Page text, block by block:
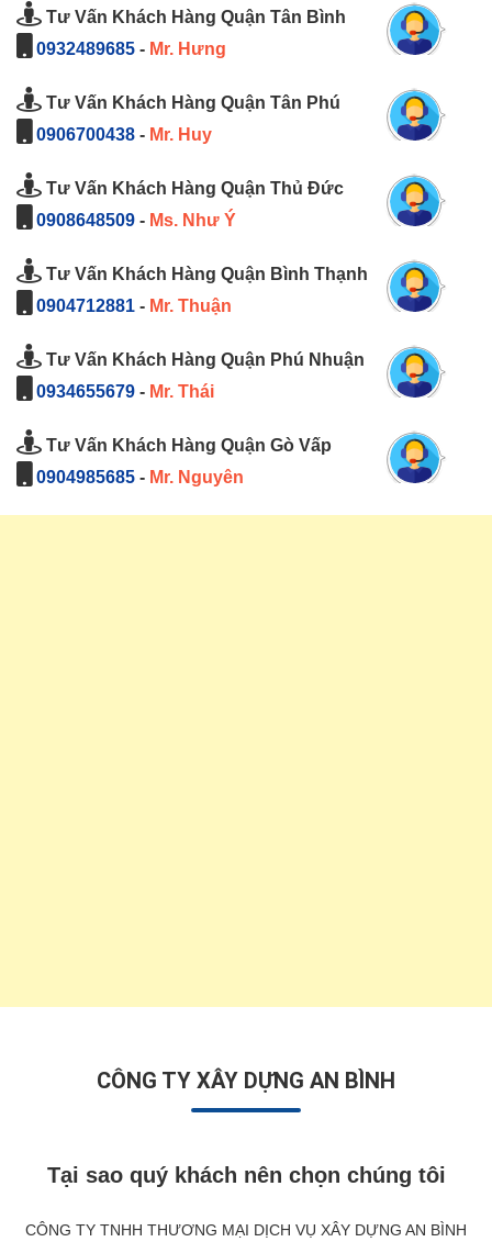
Tư Vấn Khách Hàng Quận Tân Bình
0932489685 - Mr. Hưng
Tư Vấn Khách Hàng Quận Tân Phú
0906700438 - Mr. Huy
Tư Vấn Khách Hàng Quận Thủ Đức
0908648509 - Ms. Như Ý
Tư Vấn Khách Hàng Quận Bình Thạnh
0904712881 - Mr. Thuận
Tư Vấn Khách Hàng Quận Phú Nhuận
0934655679 - Mr. Thái
Tư Vấn Khách Hàng Quận Gò Vấp
0904985685 - Mr. Nguyên
CÔNG TY XÂY DỰNG AN BÌNH
Tại sao quý khách nên chọn chúng tôi
CÔNG TY TNHH THƯƠNG MẠI DỊCH VỤ XÂY DỰNG AN BÌNH